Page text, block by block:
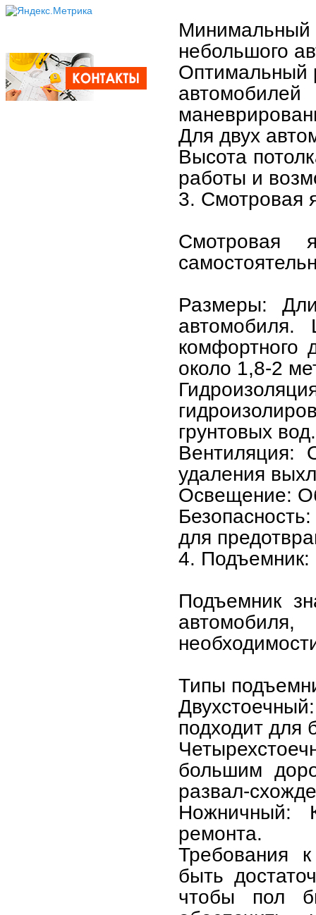
небольшого
Оптимальный
Для двух
Высота
работы и
3. Смотровая
Смотровая
Размеры:
комфортного
около 1,8-2
грунтовых вод.
Вентиляция:
удаления
Освещение:
для
4. Подъемник:
Подъемник
Типы
подходит для
большим
развал-
Ножничный:
ремонта.
Требования
быть
чтобы пол